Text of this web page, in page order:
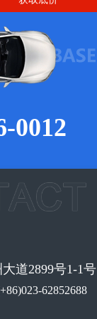
0012
道2899号1-1号
62852688